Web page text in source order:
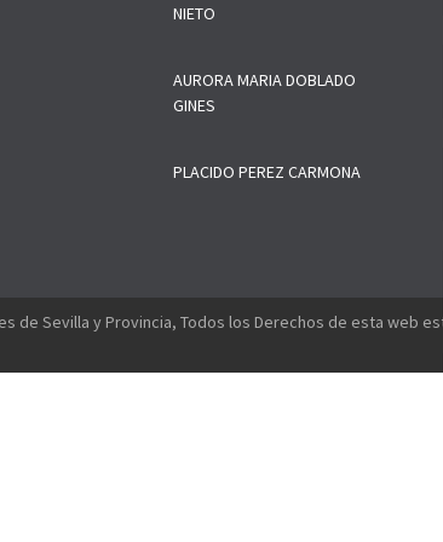
NIETO
AURORA MARIA DOBLADO
GINES
PLACIDO PEREZ CARMONA
de Sevilla y Provincia, Todos los Derechos de esta web